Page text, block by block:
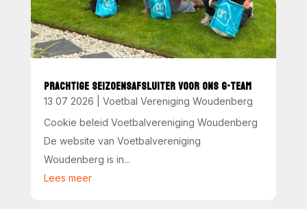
PRACHTIGE SEIZOENSAFSLUITER VOOR ONS G-TEAM
13 07 2026
Voetbal Vereniging Woudenberg
Cookie beleid Voetbalvereniging Woudenberg
De website van Voetbalvereniging
Woudenberg is in...
Lees meer